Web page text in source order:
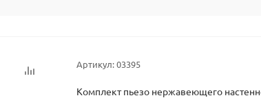
Артикул:03395
Комплект пьезо нержавеющего